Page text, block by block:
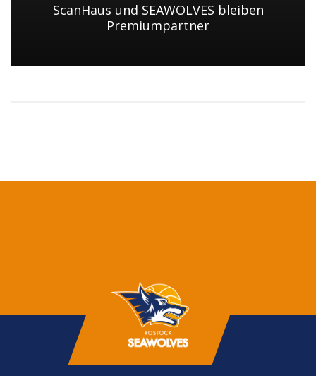
ScanHaus und SEAWOLVES bleiben
Premiumpartner